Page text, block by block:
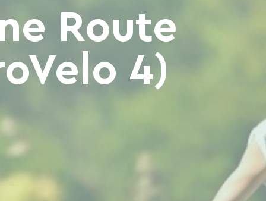
Route
4)